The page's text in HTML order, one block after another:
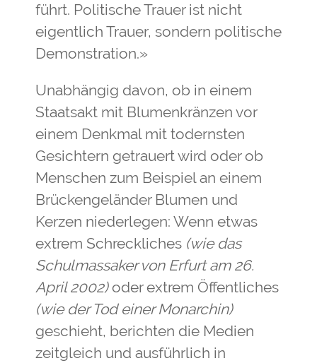
führt. Politische Trauer ist nicht
eigentlich Trauer, sondern politische
Demonstration.»
Unabhängig davon, ob in einem
Staatsakt mit Blumenkränzen vor
einem Denkmal mit todernsten
Gesichtern getrauert wird oder ob
Menschen zum Beispiel an einem
Brückengeländer Blumen und
Kerzen niederlegen: Wenn etwas
extrem Schreckliches (wie das
Schulmassaker von Erfurt am 26.
April 2002)oder extrem Öffentliches
(wie der Tod einer Monarchin)
geschieht, berichten die Medien
zeitgleich und ausführlich in